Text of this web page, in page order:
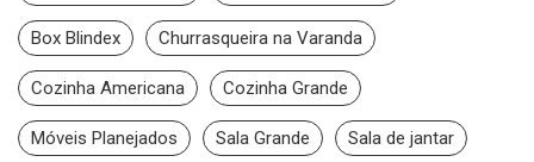
Box Blindex Churrasqueira na Varanda
Cozinha Americana Cozinha Grande
Móveis Planejados Sala Grande Sala de jantar